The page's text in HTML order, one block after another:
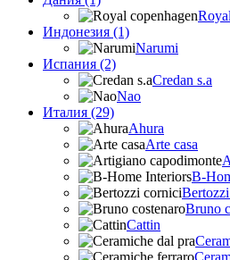
Индонезия (1)
Narumi
Испания (2)
Credan s.a
Nao
Италия (29)
Ahura
Arte casa
B-
Bruno
Cattin